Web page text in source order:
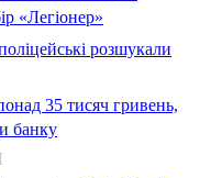
«Легіонер»
розшукали
35 тисяч гривень,
банку